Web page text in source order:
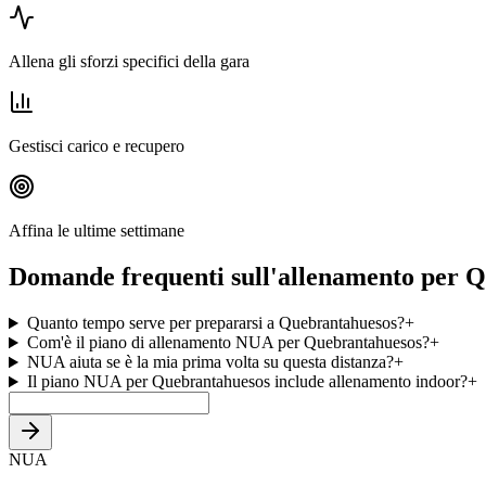
Allena gli sforzi specifici della gara
Gestisci carico e recupero
Affina le ultime settimane
Domande frequenti sull'allenamento per
Quanto tempo serve per prepararsi a Quebrantahuesos?+
Com'è il piano di allenamento NUA per Quebrantahuesos?+
NUA aiuta se è la mia prima volta su questa distanza?+
Il piano NUA per Quebrantahuesos include allenamento indoor?+
NUA